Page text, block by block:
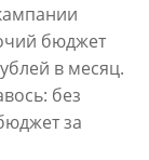
бюджет
в месяц.
без
за